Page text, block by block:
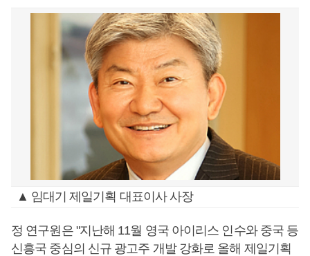
▲ 임대기 제일기획 대표이사 사장
정 연구원은 "지난해 11월 영국 아이리스 인수와 중국 등
신흥국 중심의 신규 광고주 개발 강화로 올해 제일기획